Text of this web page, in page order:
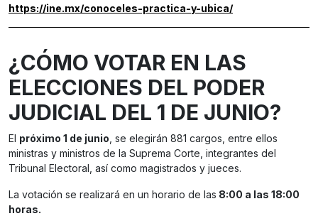
https://ine.mx/conoceles-practica-y-ubica/
¿CÓMO VOTAR EN LAS
ELECCIONES DEL PODER
JUDICIAL DEL 1 DE JUNIO?
El próximo 1 de junio , se elegirán 881 cargos, entre ellos
ministras y ministros de la Suprema Corte, integrantes del
Tribunal Electoral, así como magistrados y jueces.
La votación se realizará en un horario de las 8:00 a las 18:00
horas.